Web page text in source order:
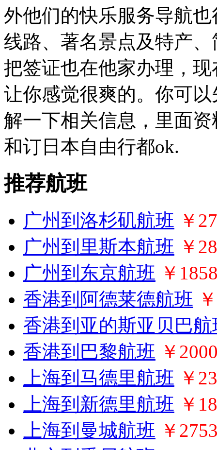
外他们的快乐服务导航
线路、著名景点及特产
把签证也在他家办理，
让你感觉很爽的。你可
解一下相关信息，里面
和订日本自由行都ok.
推荐航班
广州到洛杉矶航班 ￥
广州到里斯本航班 ￥
广州到东京航班 ￥
香港到阿德莱德航班
香港到亚的斯亚贝巴航
香港到巴黎航班 ￥
上海到马德里航班 ￥
上海到新德里航班 ￥
上海到曼城航班 ￥